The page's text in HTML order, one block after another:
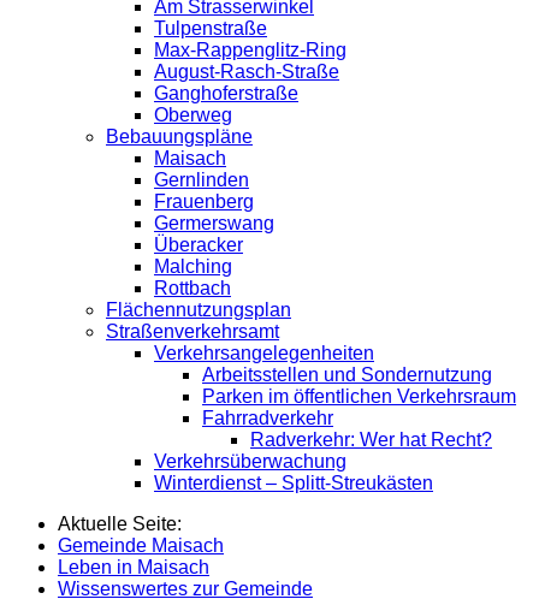
Am Strasserwinkel
Tulpenstraße
Max-Rappenglitz-Ring
August-Rasch-Straße
Ganghoferstraße
Oberweg
Bebauungspläne
Maisach
Gernlinden
Frauenberg
Germerswang
Überacker
Malching
Rottbach
Flächennutzungsplan
Straßenverkehrsamt
Verkehrsangelegenheiten
Arbeitsstellen und Sondernutzung
Parken im öffentlichen Verkehrsraum
Fahrradverkehr
Radverkehr: Wer hat Recht?
Verkehrsüberwachung
Winterdienst – Splitt-Streukästen
Aktuelle Seite:
Gemeinde Maisach
Leben in Maisach
Wissenswertes zur Gemeinde